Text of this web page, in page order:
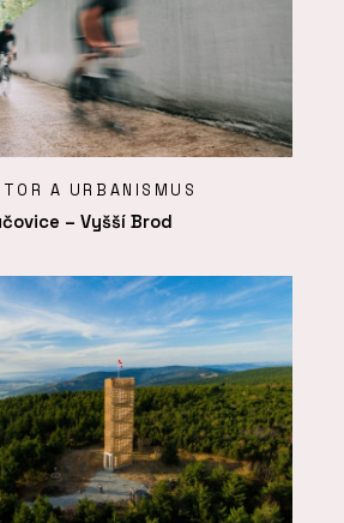
A URBANISMUS
– Vyšší Brod